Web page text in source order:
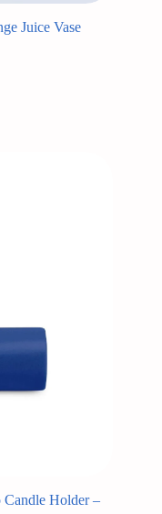
Juice Vase
Holder –